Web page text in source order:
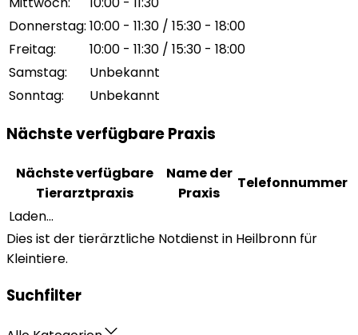
Donnerstag: 10:00 - 11:30 / 15:30 - 18:00
Freitag:
10:00 - 11:30 / 15:30 - 18:00
Samstag:
Unbekannt
Sonntag: Unbekannt
Nächste verfügbare Praxis
Nächste verfügbare
Tierarztpraxis
Name der
Praxis
Telefonnummer
Laden...
Dies ist der tierärztliche Notdienst in Heilbronn für
Kleintiere.
Suchfilter